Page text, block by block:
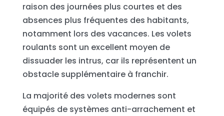
raison des journées plus courtes et des
absences plus fréquentes des habitants,
notamment lors des vacances. Les volets
roulants sont un excellent moyen de
dissuader les intrus, car ils représentent un
obstacle supplémentaire à franchir.
La majorité des volets modernes sont
équipés de systèmes anti-arrachement et